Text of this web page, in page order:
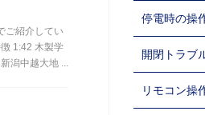
ご紹介してい
1:42 木製学
潟中越大地 ...
停電時の操
開閉トラブ
リモコン操